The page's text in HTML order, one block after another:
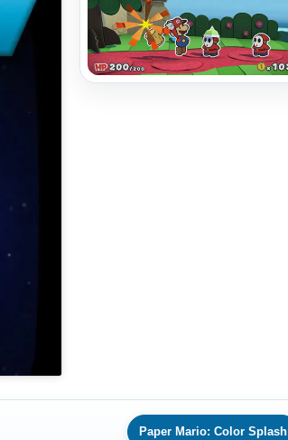
Paper Mario: Color Splash